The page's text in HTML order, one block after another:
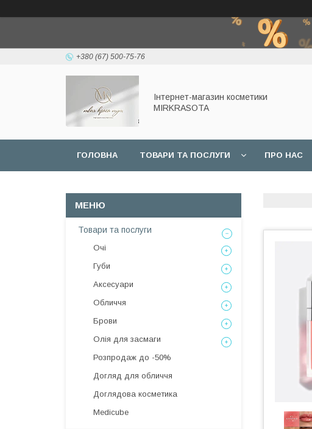
+380 (67) 500-75-76
Інтернет-магазин косметики
MIRKRASOTA
ГОЛОВНА ТОВАРИ ТА ПОСЛУГИ ПРО НАС
Товари та послуги
Очі
Губи
Аксесуари
Обличчя
Брови
Олія для засмаги
Розпродаж до -50%
Догляд для обличчя
Доглядова косметика
Medicube